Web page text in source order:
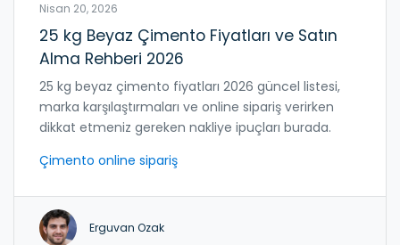
Nisan 20, 2026
25 kg Beyaz Çimento Fiyatları ve Satın
Alma Rehberi 2026
25 kg beyaz çimento fiyatları 2026 güncel listesi,
marka karşılaştırmaları ve online sipariş verirken
dikkat etmeniz gereken nakliye ipuçları burada.
Çimento online sipariş
Erguvan Ozak